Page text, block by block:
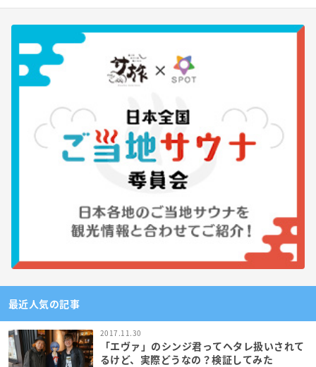
最近人気の記事
2017.11.30
「エヴァ」のシンジ君ってヘタレ扱いされて
るけど、実際どうなの？検証してみた